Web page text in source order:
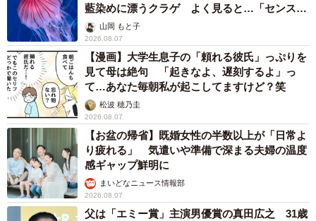
藍染めに漂うクラゲ よく見ると…「センスす
ごい」山岡 もと子
2026.08.07
【漫画】大学生息子の「頼れる彼氏」っぷりを
見て母は絶句 「起きなよ、遅刻するよ」っ
て…あなた毎朝私が起こしてますけど？笑
松波 穂乃圭
2026.08.07
【お盆の帰省】既婚女性の半数以上が「日常よ
り疲れる」 気遣いや準備で深まる夫婦の温度
感ギャップ鮮明に
まいどなニュース情報部
2026.08.07
父は「エミー賞」主演男優賞の真田広之 31歳